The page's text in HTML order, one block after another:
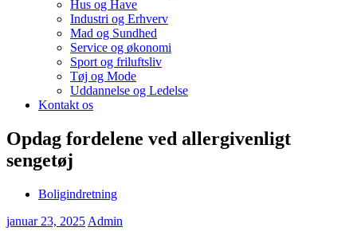
Hus og Have
Industri og Erhverv
Mad og Sundhed
Service og økonomi
Sport og friluftsliv
Tøj og Mode
Uddannelse og Ledelse
Kontakt os
Opdag fordelene ved allergivenligt
sengetøj
Boligindretning
januar 23, 2025 Admin